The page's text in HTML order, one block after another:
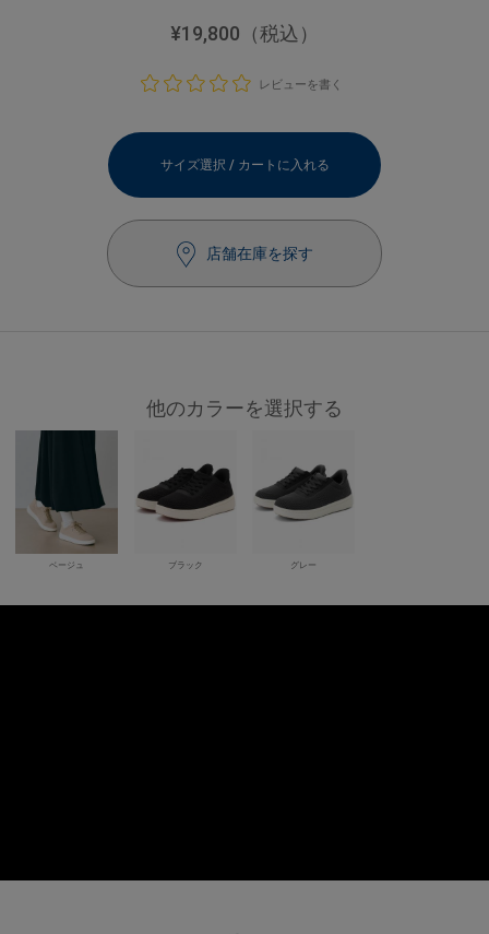
¥19,800 （税込）
レビューを書く
サイズ選択 / カートに入れる
店舗在庫を探す
他のカラーを選択する
ベージュ ブラック グレー